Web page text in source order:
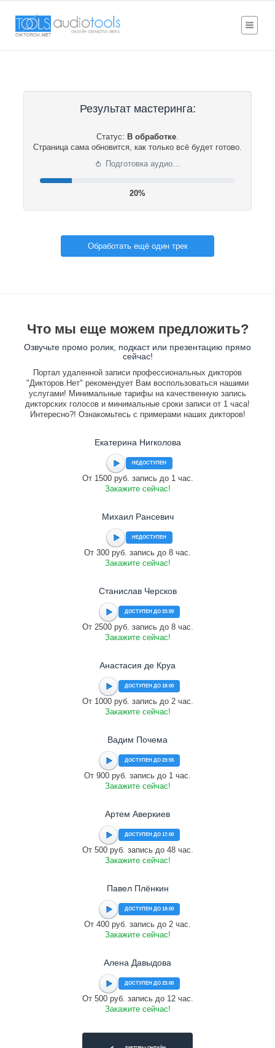
Результат мастеринга:
Статус: В обработке.
Страница сама обновится, как только всё будет готово.
⟳ Подготовка аудио…
20%
Обработать ещё один трек
Что мы еще можем предложить?
Озвучьте промо ролик, подкаст или презентацию прямо
сейчас!
Портал удаленной записи профессиональных дикторов
"Дикторов.Нет" рекомендует Вам воспользоваться нашими
услугами! Минимальные тарифы на качественную запись
дикторских голосов и минимальные сроки записи от 1 часа!
Интересно?! Ознакомьтесь с примерами наших дикторов!
Екатерина Нигколова
НЕДОСТУПЕН
От 1500 руб. запись до 1 час.
Закажите сейчас!
Михаил Рансевич
НЕДОСТУПЕН
От 300 руб. запись до 8 час.
Закажите сейчас!
Станислав Черсков
ДОСТУПЕН ДО 23:59
От 2500 руб. запись до 8 час.
Закажите сейчас!
Анастасия де Круа
ДОСТУПЕН ДО 18:00
От 1000 руб. запись до 2 час.
Закажите сейчас!
Вадим Почема
ДОСТУПЕН ДО 23:55
От 900 руб. запись до 1 час.
Закажите сейчас!
Артем Аверкиев
ДОСТУПЕН ДО 17:00
От 500 руб. запись до 48 час.
Закажите сейчас!
Павел Плёнкин
ДОСТУПЕН ДО 18:00
От 400 руб. запись до 2 час.
Закажите сейчас!
Алена Давыдова
ДОСТУПЕН ДО 23:00
От 500 руб. запись до 12 час.
Закажите сейчас!